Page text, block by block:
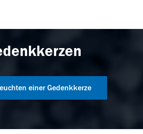
einer Gedenkkerze